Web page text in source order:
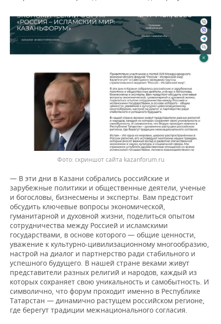
скриншот сайта kazanforum.ru
— В эти дни в Казани собрались российские и
зарубежные политики и общественные деятели, ученые
и богословы, бизнесмены и эксперты. Вам предстоит
обсудить ключевые вопросы экономической,
гуманитарной и духовной жизни, поделиться опытом
сотрудничества между Россией и исламскими
государствами, в основе которого — общие ценности,
уважение к культурно-цивилизационному многообразию,
настрой на диалог и партнерство ради стабильного и
успешного будущего. В нашей стране веками живут
представители разных религий и народов, каждый из
которых сохраняет свою уникальность и самобытность. И
символично, что форум проходит именно в Республике
Татарстан — динамично растущем российском регионе,
где берегут традиции межнационального согласия.